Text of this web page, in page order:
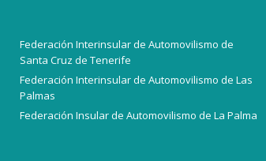
Federación Interinsular de Automovilismo de
Santa Cruz de Tenerife
Federación Interinsular de Automovilismo de Las
Palmas
Federación Insular de Automovilismo de La Palma